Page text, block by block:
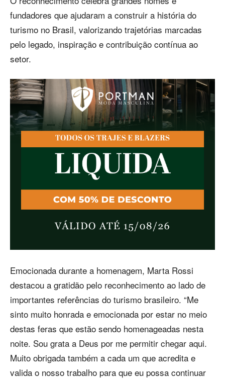
fundadores que ajudaram a construir a história do
turismo no Brasil, valorizando trajetórias marcadas
pelo legado, inspiração e contribuição contínua ao
setor.
Emocionada durante a homenagem, Marta Rossi
destacou a gratidão pelo reconhecimento ao lado de
importantes referências do turismo brasileiro. “Me
sinto muito honrada e emocionada por estar no meio
destas feras que estão sendo homenageadas nesta
noite. Sou grata a Deus por me permitir chegar aqui.
Muito obrigada também a cada um que acredita e
valida o nosso trabalho para que eu possa continuar